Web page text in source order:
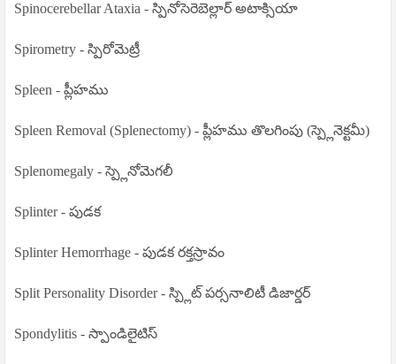
Spinocerebellar Ataxia - స్పినోసెరెబెల్లార్ అటాక్సియా
Spirometry - స్పిరోమెట్రీ
Spleen - ప్లీహము
Spleen Removal (Splenectomy) - ప్లీహము తొలగింపు (స్ప్లెనెక్టమీ)
Splenomegaly - స్ప్లెనోమెగలీ
Splinter - పుడక
Splinter Hemorrhage - పుడక రక్తస్రావం
Split Personality Disorder - స్ప్లిట్ పర్సనాలిటీ డిజార్డర్
Spondylitis - స్పాండిలైటిస్